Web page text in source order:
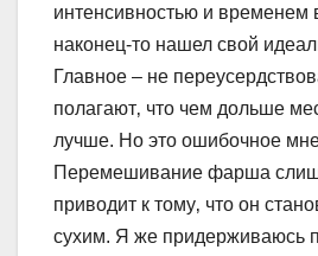
интенсивностью и временем
наконец-то нашел свой
Главное – не
полагают‚ что чем дольше
лучше. Но это ошибочное
Перемешивание фарша
приводит к тому‚ что он
сухим. Я же придерживаюсь